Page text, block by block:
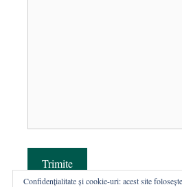
Trimite
Confidențialitate și cookie-uri: acest site